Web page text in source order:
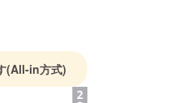
(All-in方式)